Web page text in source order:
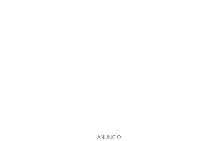
ANUNCIO